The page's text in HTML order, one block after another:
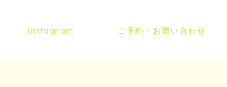
Instagram ご予約・お問い合わせ